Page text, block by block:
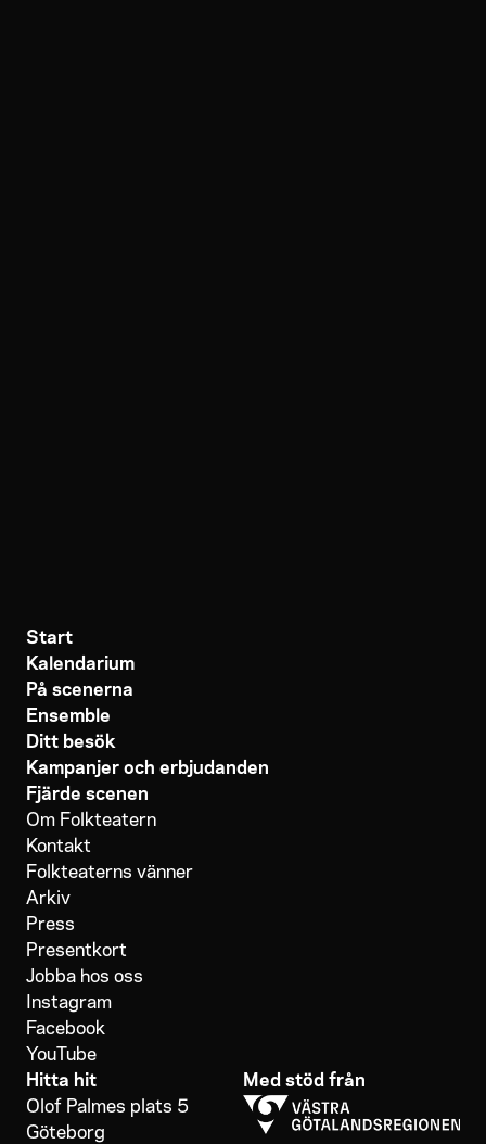
Start
Kalendarium
På scenerna
Ensemble
Ditt besök
Kampanjer och erbjudanden
Fjärde scenen
Om Folkteatern
Kontakt
Folkteaterns vänner
Arkiv
Press
Presentkort
Jobba hos oss
Instagram
Facebook
YouTube
Hitta hit
Olof Palmes plats 5
Göteborg
Med stöd från